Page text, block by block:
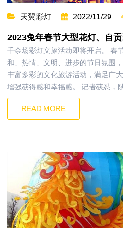
天翼彩灯 2022/11/29
2023兔年春节大型花灯、自
千余场彩灯文旅活动即将开启。 春
和、热情、文明、进步的节日氛围
丰富多彩的文化旅游活动，满足广
增强获得感和幸福感。 记者获悉，
READ MORE